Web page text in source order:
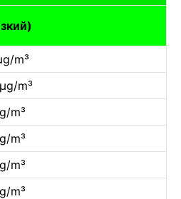
m³
m³
m³
m³
m³
m³